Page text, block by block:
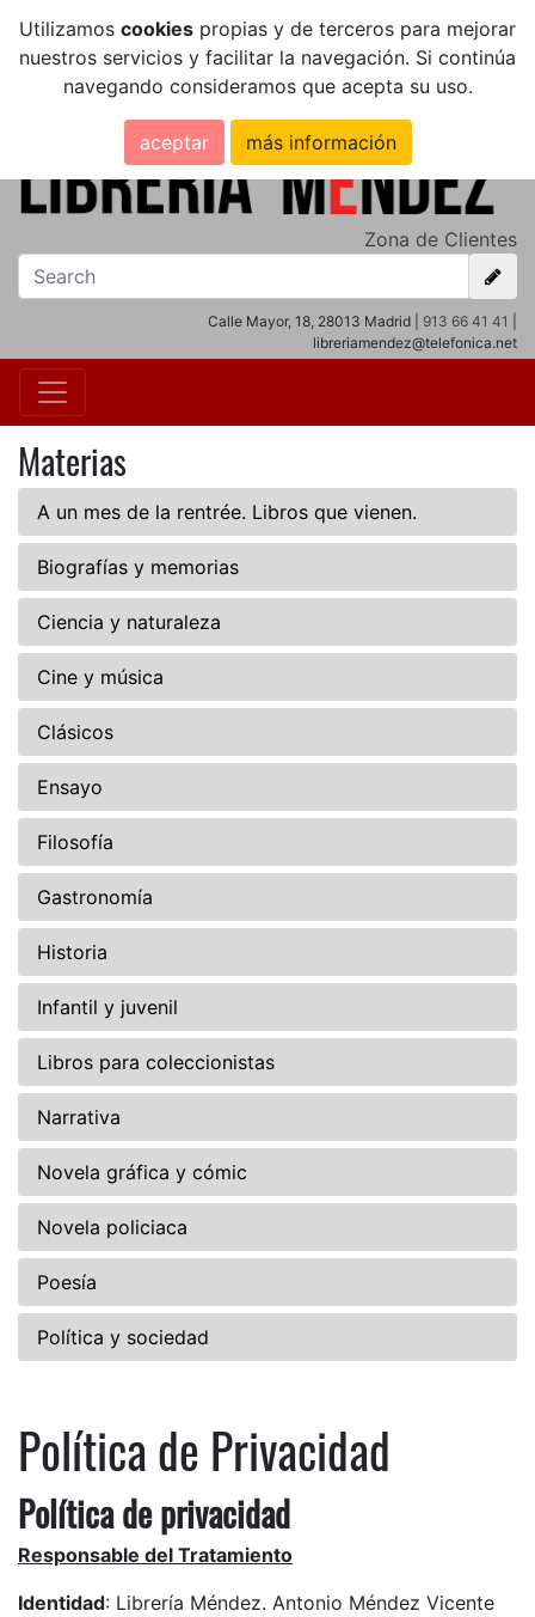
Utilizamos cookies propias y de terceros para mejorar
nuestros servicios y facilitar la navegación. Si continúa
navegando consideramos que acepta su uso.
aceptar más información
Zona de Clientes
Calle Mayor, 18, 28013 Madrid | 913 66 41 41
libreriamendez@telefonica.net
Materias
A un mes de la rentrée. Libros que vienen.
Biografías y memorias
Ciencia y naturaleza
Cine y música
Clásicos
Ensayo
Filosofía
Gastronomía
Historia
Infantil y juvenil
Libros para coleccionistas
Narrativa
Novela gráfica y cómic
Novela policiaca
Poesía
Política y sociedad
Política de Privacidad
Política de privacidad
Responsable del Tratamiento
Identidad: Librería Méndez. Antonio Méndez Vicente